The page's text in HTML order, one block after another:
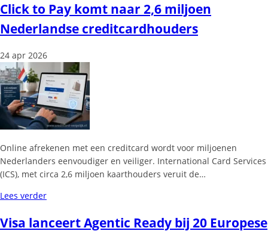
Click to Pay komt naar 2,6 miljoen
Nederlandse creditcardhouders
24 apr 2026
Online afrekenen met een creditcard wordt voor miljoenen
Nederlanders eenvoudiger en veiliger. International Card Services
(ICS), met circa 2,6 miljoen kaarthouders veruit de…
Lees verder
Visa lanceert Agentic Ready bij 20 Europese